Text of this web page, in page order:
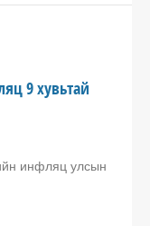
9 хувьтай
инфляц улсын